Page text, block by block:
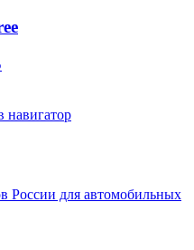
навигатор
России для автомобильных